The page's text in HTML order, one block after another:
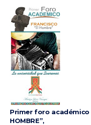
Primer foro académico
HOMBRE”,